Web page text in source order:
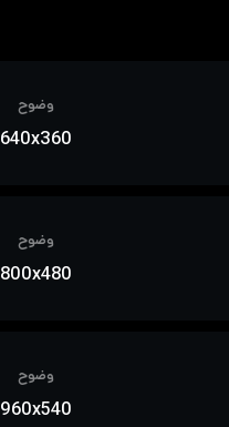
وضوح
640x360
وضوح
800x480
وضوح
960x540